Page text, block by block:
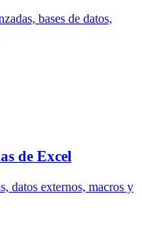
bases de datos,
de Excel
datos externos, macros y